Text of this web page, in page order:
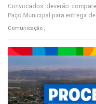
Convocados deverão
Paço Municipal para entrega
Comunicação ,